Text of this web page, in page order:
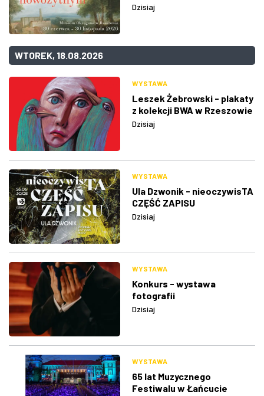
Dzisiaj
WTOREK, 18.08.2026
WYSTAWA
Leszek Żebrowski - plakaty
z kolekcji BWA w Rzeszowie
Dzisiaj
WYSTAWA
Ula Dzwonik - nieoczywisTA
CZĘŚĆ ZAPISU
Dzisiaj
WYSTAWA
Konkurs - wystawa
fotografii
Dzisiaj
WYSTAWA
65 lat Muzycznego
Festiwalu w Łańcucie